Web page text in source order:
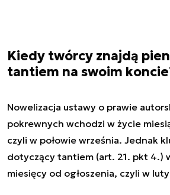
Kiedy twórcy znajdą
tantiem na swoim
Nowelizacja ustawy o prawie
pokrewnych wchodzi w życie
czyli w połowie września. Jednak
dotyczący tantiem (art. 21. pkt 4.)
miesięcy od ogłoszenia, czyli w